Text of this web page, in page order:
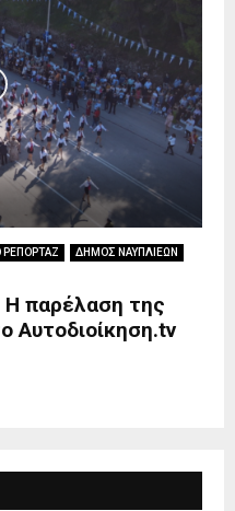
ΡΕΠΟΡΤΑΖ
ΔΗΜΟΣ ΝΑΥΠΛΙΕΩΝ
Η παρέλαση της
Αυτοδιοίκηση.tv